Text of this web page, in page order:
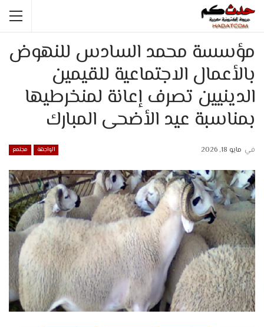
مؤسسة محمد السادس للنهوض
بالأعمال الاجتماعية للقيمين
الدينيين تصرف إعانة لمنخرطيها
بمناسبة عيد الأضحى المبارك
الواجهة مجتمع في مايو 18, 2026